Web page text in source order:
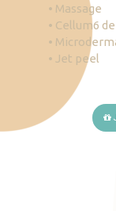
• Massage
• Cellum6
•
• Jet peel